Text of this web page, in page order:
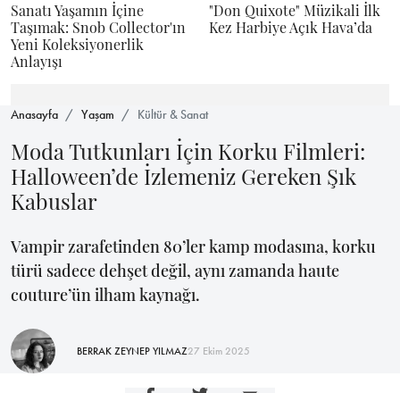
Sanatı Yaşamın İçine
Taşımak: Snob Collector'ın
Yeni Koleksiyonerlik
Anlayışı
"Don Quixote" Müzikali İlk
Kez Harbiye Açık Hava’da
Anasayfa Yaşam Kültür & Sanat
Moda Tutkunları İçin Korku Filmleri:
Halloween’de İzlemeniz Gereken Şık
Kabuslar
Vampir zarafetinden 80’ler kamp modasına, korku
türü sadece dehşet değil, aynı zamanda haute
couture’ün ilham kaynağı.
BERRAK ZEYNEP YILMAZ27 Ekim 2025